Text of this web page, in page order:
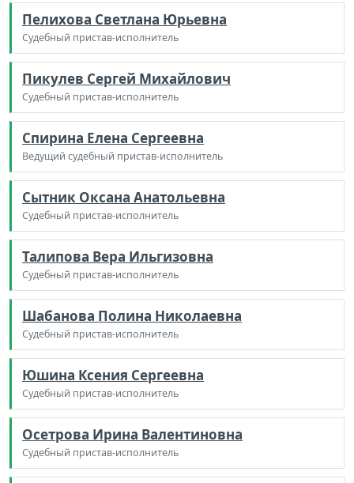
Пелихова Светлана Юрьевна
Судебный пристав-исполнитель
Пикулев Сергей Михайлович
Судебный пристав-исполнитель
Спирина Елена Сергеевна
Ведущий судебный пристав-исполнитель
Сытник Оксана Анатольевна
Судебный пристав-исполнитель
Талипова Вера Ильгизовна
Судебный пристав-исполнитель
Шабанова Полина Николаевна
Судебный пристав-исполнитель
Юшина Ксения Сергеевна
Судебный пристав-исполнитель
Осетрова Ирина Валентиновна
Судебный пристав-исполнитель